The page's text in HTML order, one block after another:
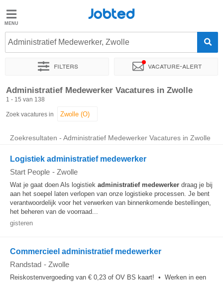
Jobted
Vacatures
Salarissen
Jobted
Administratief Medewerker, Zwolle
Filters Vacature-alert
Sorteer op Exacte locatie Bedrijf Uitzendbureau
Administratief Medewerker Vacatures in Zwolle
1 - 15 van 138
Zoek vacatures in
Zoekresultaten - Administratief Medewerker Vacatures in Zwolle
Logistiek administratief medewerker
Start People - Zwolle
Wat je gaat doen Als logistiek administratief medewerker draag je bij
aan het soepel laten verlopen van onze logistieke processen. Je bent
verantwoordelijk voor het verwerken van binnenkomende bestellingen,
het beheren van de voorraad...
gisteren
Commercieel administratief medewerker
Randstad - Zwolle
Reiskostenvergoeding van € 0,23 of OV BS kaart! • Werken in een